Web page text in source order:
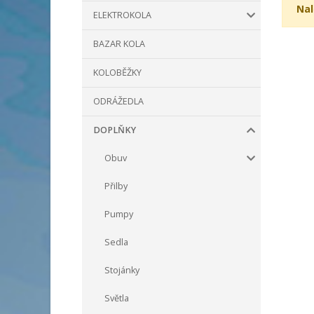
ELEKTROKOLA
BAZAR KOLA
KOLOBĚŽKY
ODRÁŽEDLA
DOPLŇKY
Obuv
Přilby
Pumpy
Sedla
Stojánky
Světla